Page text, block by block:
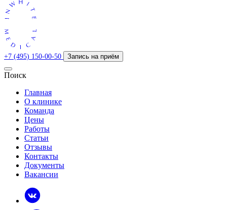
+7 (495) 150-00-50 Запись на приём
Поиск
Главная
О клинике
Команда
Цены
Работы
Статьи
Отзывы
Контакты
Документы
Вакансии